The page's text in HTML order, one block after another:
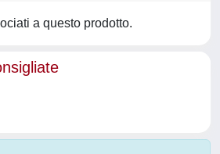
a questo prodotto.